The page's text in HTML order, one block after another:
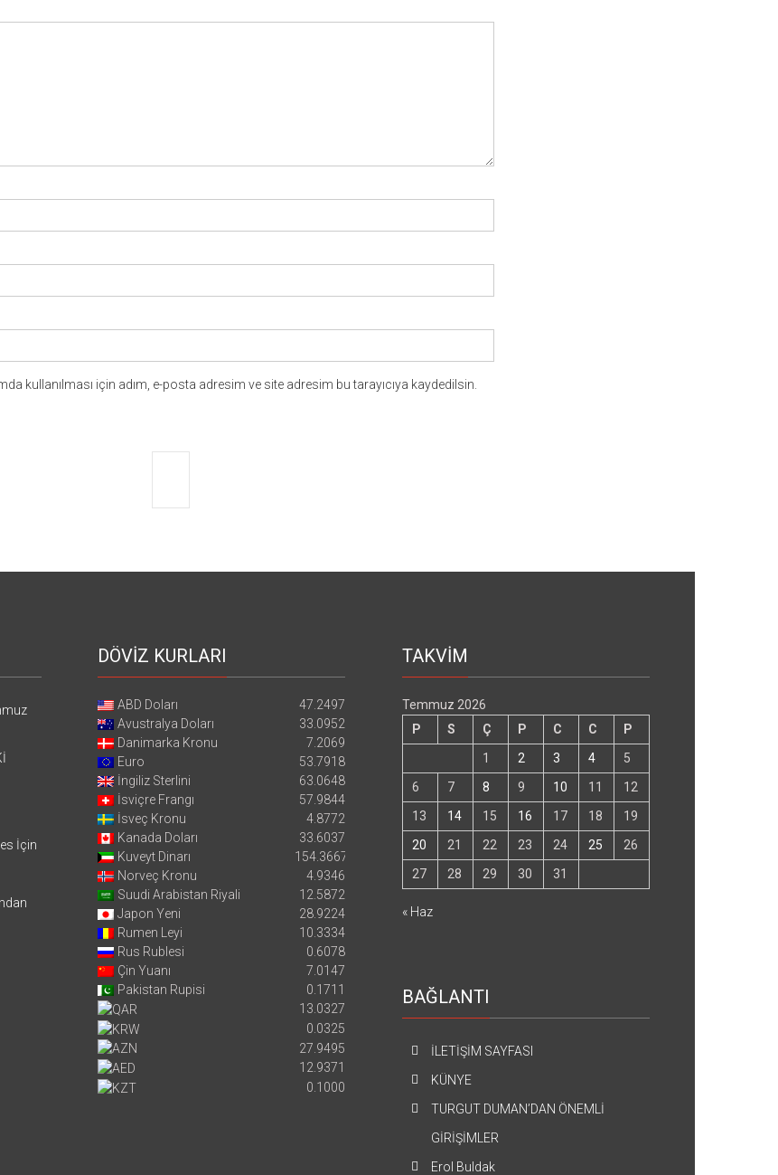
kullanılması için adım, e-posta adresim ve site adresim bu tarayıcıya kaydedilsin.
İçin
DÖVİZ KURLARI
ABD Doları
47.2497
Avustralya Doları
33.0952
Danimarka Kronu
7.2069
Euro
53.7918
İngiliz Sterlini
63.0648
İsviçre Frangı
57.9844
İsveç Kronu
4.8772
Kanada Doları
33.6037
Kuveyt Dinarı
154.3667
Norveç Kronu
4.9346
Suudi Arabistan Riyali
12.5872
Japon Yeni
28.9224
Rumen Leyi
10.3334
Rus Rublesi
0.6078
Çin Yuanı
7.0147
Pakistan Rupisi
0.1711
13.0327
0.0325
27.9495
12.9371
0.1000
TAKVİM
Temmuz 2026
P
S Ç P C C
P
1
2 3 4
5
6
7 8 9 10 11
12
13
14 15 16 17 18
19
20
21 22 23 24 25
26
27
28 29 30 31
« Haz
BAĞLANTI
İLETİŞİM SAYFASI
KÜNYE
TURGUT DUMAN’DAN ÖNEMLİ
GİRİŞİMLER
Erol Buldak